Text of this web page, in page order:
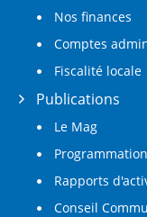
Nos finances
Comptes
Fiscalité locale
Publications
Le Mag
Rapports
Conseil